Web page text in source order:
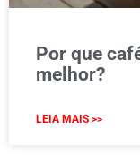
Por que
melhor?
LEIA MAIS >>